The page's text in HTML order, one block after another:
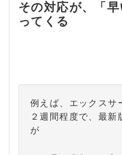
その対応が、「
ってくる
例えば、エックスサ
２週間程度で、最
が